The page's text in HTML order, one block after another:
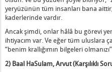
yeryüzünün tüm insanları bana
kaderlerinde vardır.
Ancak şimdi, onlar hâlâ bu görevi
ihtiyacım var. Ve eğer tüm uluslara
“benim krallığımın bilgeleri
2) Baal HaSulam, Arvut (Karşılıklı